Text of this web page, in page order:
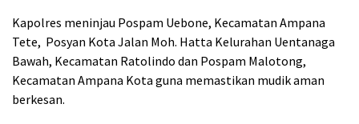
Kapolres meninjau Pospam Uebone, Kecamatan Ampana
Tete, Posyan Kota Jalan Moh. Hatta Kelurahan Uentanaga
Bawah, Kecamatan Ratolindo dan Pospam Malotong,
Kecamatan Ampana Kota guna memastikan mudik aman
berkesan.